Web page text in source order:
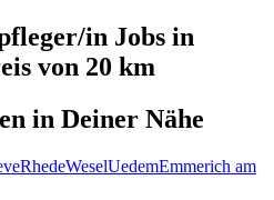
in Jobs in
von 20 km
in Deiner Nähe
RhedeWeselUedemEmmerich am